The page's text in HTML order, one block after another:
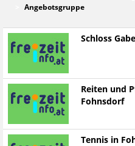
Angebotsgruppe
Schloss
Reiten und
Fohnsdorf
Tennis in